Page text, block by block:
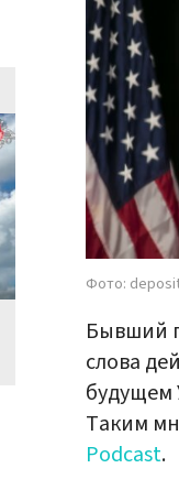
Фото:
Бывший
слова
будущем
Таким
Podcast.